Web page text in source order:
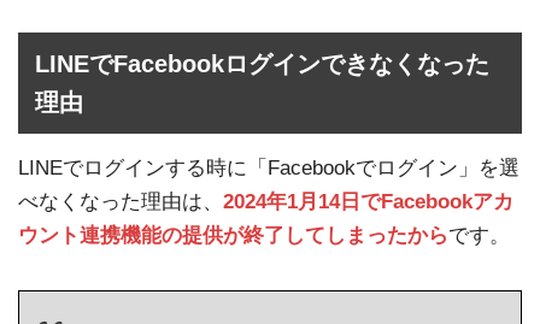
LINEでFacebookログインできなくなった
理由
LINEでログインする時に「Facebookでログイン」を選
べなくなった理由は、 2024年1月14日でFacebookアカ
ウント連携機能の提供が終了してしまったからです。